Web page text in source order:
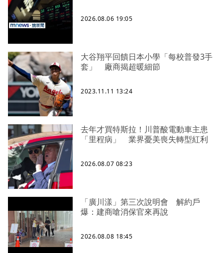
2026.08.06 19:05
大谷翔平回饋日本小學「每校普發3手
套」 廠商揭超暖細節
2023.11.11 13:24
去年才買特斯拉！川普酸電動車主患
「里程病」 業界憂美喪失轉型紅利
2026.08.07 08:23
「廣川漾」第三次說明會 解約戶
爆：建商嗆消保官來再說
2026.08.08 18:45